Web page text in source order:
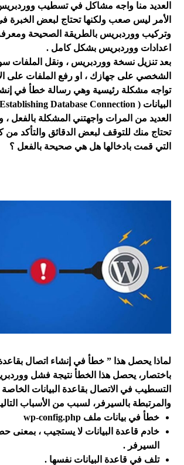
العديد منا واجه مشاكل في تسطيب
الأمر ليس صعب ولكنها تحتاج لبعض
وتركيب ووردبريس بالطريقة الصحيحة
اعدادات ووردبريس بشكل كامل .
بعد تنزيل نسخة ووردبريس ، ونقل الملفات
الشخصي على جهازك ، او رفع الملفات على
تواجه مشكلة رئيسية وهي رسالة خطأ في
البيانات ( Error Establishing Database Connection ) !
العديد من المرات واجهتني المشكلة بالفعل
تحتاج منك للتوقف لبعض الدقائق والتأكد من
التي قمت بادخالها هل هي صحيحة بالفعل ؟
لماذا يحصل هذا ” خطأ في إنشاء اتصال بقاعدة
باختصار، يحصل هذا الخطأ نتيجة فشل
التسطيب في الاتصال بقاعدة البيانات
والمرتبطة بالسيرفر، لسبب من الأسباب
خطأ في بيانات ملف wp-config.php
خادم قاعدة البيانات لا يستجيب ،
السيرفر .
تلف في قاعدة البيانات نفسها .